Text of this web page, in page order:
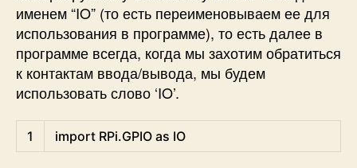
именем “IO” (то есть переименовываем ее для
использования в программе), то есть далее в
программе всегда, когда мы захотим обратиться
к контактам ввода/вывода, мы будем
использовать слово ‘IO’.
1 import RPi.GPIO as IO